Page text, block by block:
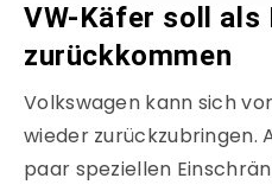
VW-Käfer soll als
zurückkommen
Volkswagen kann sich
wieder zurückzubringen.
paar speziellen